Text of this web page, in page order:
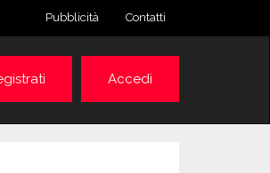
Pubblicità Contatti
Accedi